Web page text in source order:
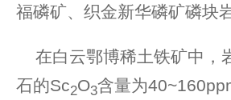
福磷矿、织金新华磷矿磷块
在白云鄂博稀土铁矿中，
石的Sc2O3含量为